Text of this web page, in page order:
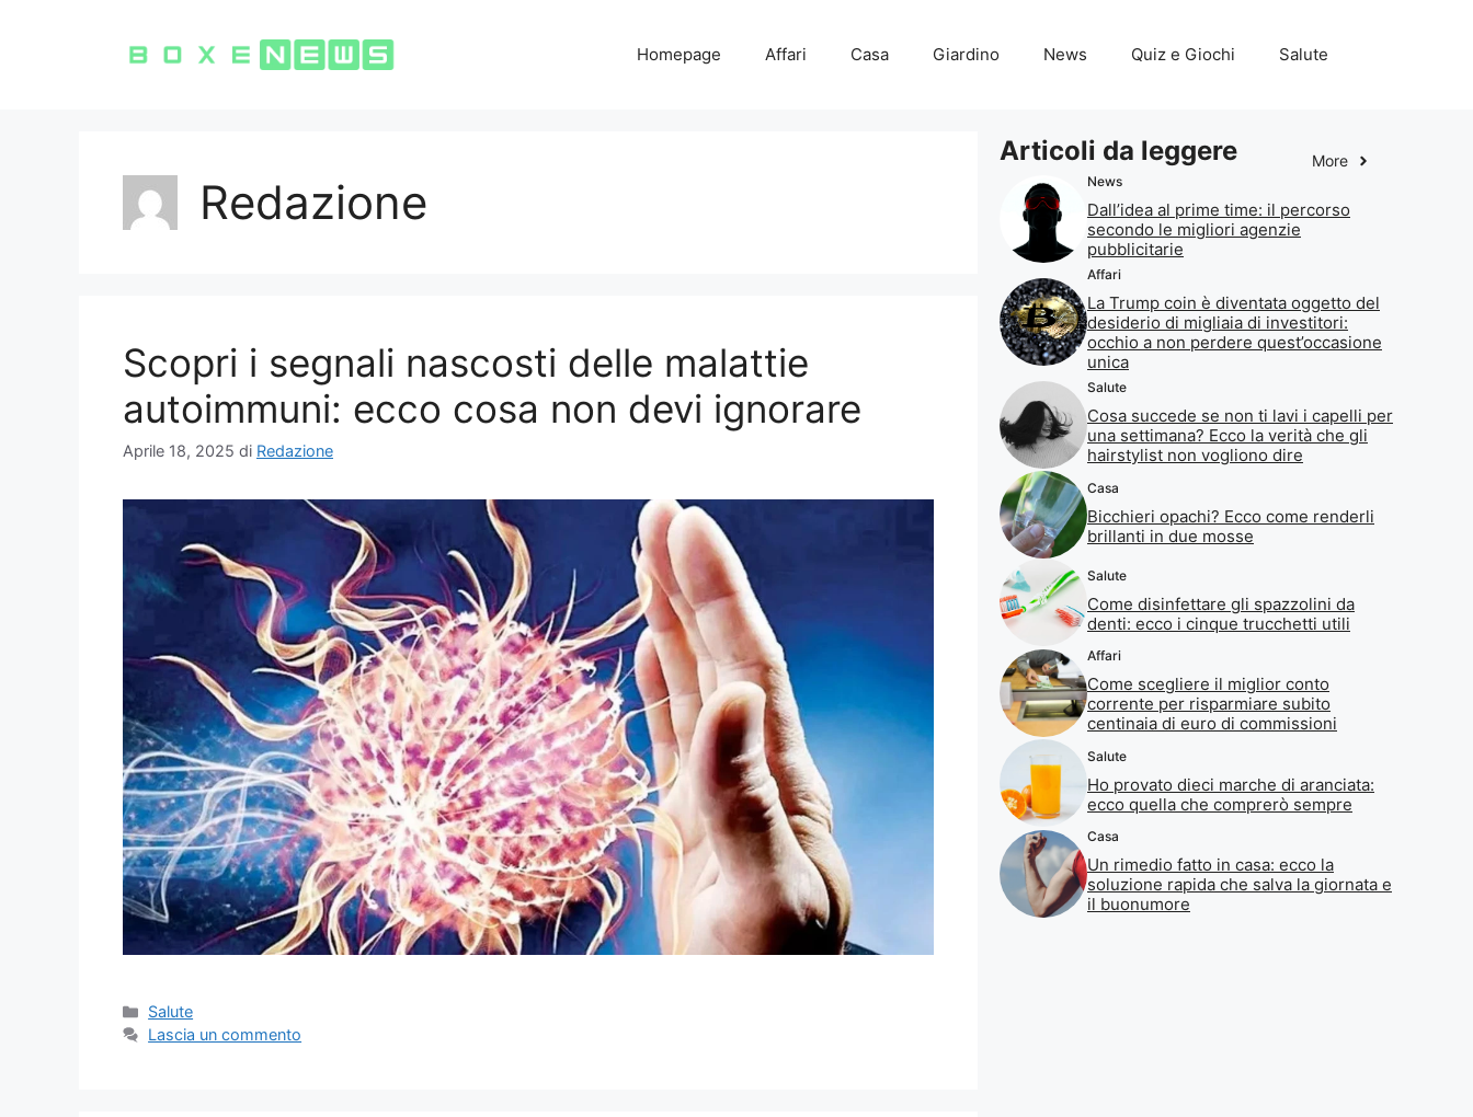
Homepage Affari Casa Giardino News Quiz e Giochi Salute
Redazione
Scopri i segnali nascosti delle malattie
autoimmuni: ecco cosa non devi ignorare
Aprile 18, 2025 di Redazione
Categorie
Salute
Lascia un commento
Articoli da leggere More
News
Dall’idea al prime time: il percorso
secondo le migliori agenzie
pubblicitarie
Affari
La Trump coin è diventata oggetto del
desiderio di migliaia di investitori:
occhio a non perdere quest’occasione
unica
Salute
Cosa succede se non ti lavi i capelli per
una settimana? Ecco la verità che gli
hairstylist non vogliono dire
Casa
Bicchieri opachi? Ecco come renderli
brillanti in due mosse
Salute
Come disinfettare gli spazzolini da
denti: ecco i cinque trucchetti utili
Affari
Come scegliere il miglior conto
corrente per risparmiare subito
centinaia di euro di commissioni
Salute
Ho provato dieci marche di aranciata:
ecco quella che comprerò sempre
Casa
Un rimedio fatto in casa: ecco la
soluzione rapida che salva la giornata e
il buonumore